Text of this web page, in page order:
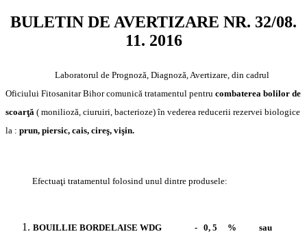
BULETIN DE AVERTIZARE NR. 32/08.
11. 2016
Laboratorul de Prognoză, Diagnoză, Avertizare, din cadrul
Oficiului Fitosanitar Bihorcomunică tratamentul pentru combaterea bolilor de
scoarţă ( monilioză, ciuruiri, bacterioze) în vederea reducerii rezervei biologice
la : prun, piersic, cais, cireş, vişin.
Efectuaţi tratamentul folosind unul dintre produsele:
BOUILLIE BORDELAISE WDG - 0, 5 % sau